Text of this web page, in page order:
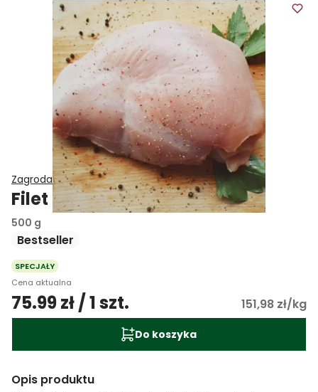
Bestseller
Zagroda Łącka
Filet z indyka EKO
500 g
SPECJAŁY
Cena aktualna
75.99 zł / 1 szt. 151,98 zł/kg
Do koszyka
Opis produktu